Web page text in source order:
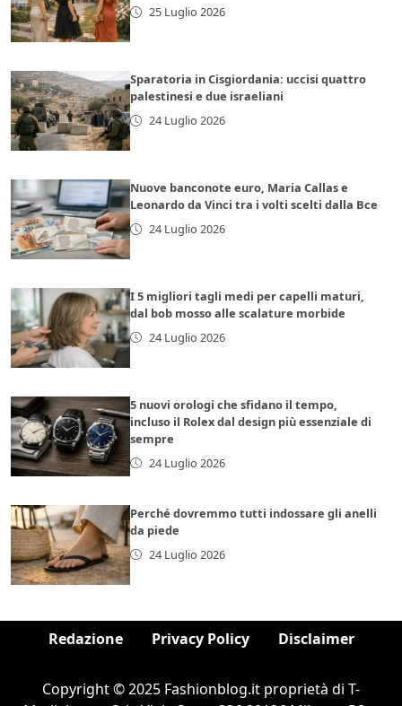
25 Luglio 2026
Sparatoria in Cisgiordania: uccisi quattro
palestinesi e due israeliani
24 Luglio 2026
Nuove banconote euro, Maria Callas e
Leonardo da Vinci tra i volti scelti dalla Bce
24 Luglio 2026
I 5 migliori tagli medi per capelli maturi,
dal bob mosso alle scalature morbide
24 Luglio 2026
5 nuovi orologi che sfidano il tempo,
incluso il Rolex dal design più essenziale di
sempre
24 Luglio 2026
Perché dovremmo tutti indossare gli anelli
da piede
24 Luglio 2026
Redazione Privacy Policy Disclaimer
Copyright © 2025 Fashionblog.it proprietà di T-